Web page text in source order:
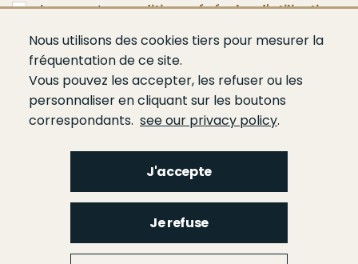
Nous utilisons des cookies tiers pour mesurer la
fréquentation de ce site.
Vous pouvez les accepter, les refuser ou les
personnaliser en cliquant sur les boutons
correspondants. see our privacy policy.
J'accepte
Je refuse
J'accepte lesconditions générales d'utilisation
Valider
Footer
Qui sommes-nous ?Espace presseAgendaPublicationsBâtiment
CimentsLiants hydrauliques routiers